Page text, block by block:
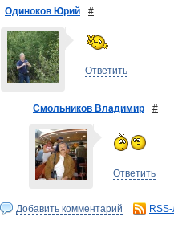
Одиноков Юрий #
Ответить
Смольников Владимир #
Ответить
Добавить комментарий